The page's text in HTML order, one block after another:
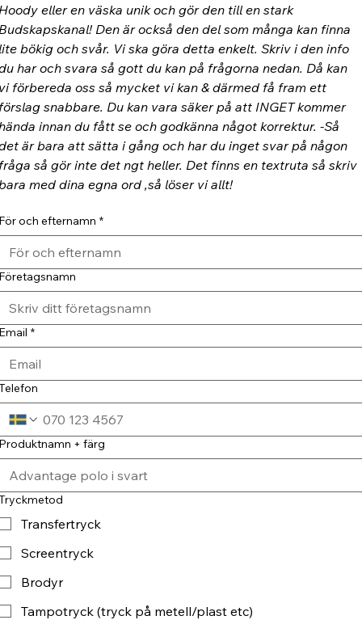
eller en väska unik och gör den till en stark
Den är också den del som många kan finna
bökig och svår. Vi ska göra detta enkelt. Skriv i den info
har och svara så gott du kan på frågorna nedan. Då kan
förbereda oss så mycket vi kan & därmed få fram ett
snabbare. Du kan vara säker på att INGET kommer
innan du fått se och godkänna något korrektur. -Så
är bara att sätta i gång och har du inget svar på någon
så gör inte det ngt heller. Det finns en textruta så skriv
med dina egna ord ,så löser vi allt!
och efternamn *
*
+ färg
Transfertryck
Screentryck
Brodyr
Tampotryck (tryck på metell/plast etc)